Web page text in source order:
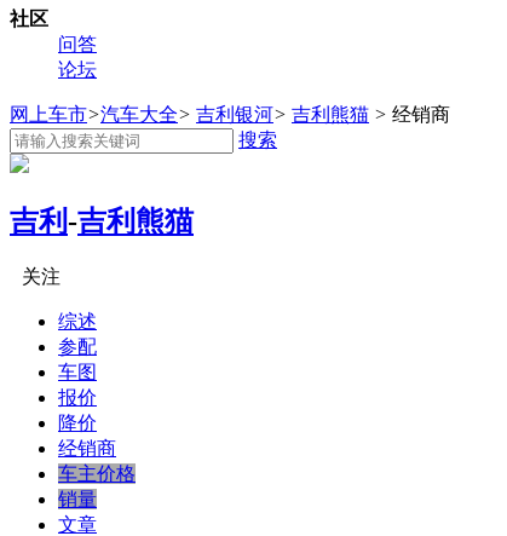
社区
问答
论坛
网上车市>汽车大全> 吉利银河> 吉利熊猫 > 经销商
搜索
吉利-吉利熊猫
关注
综述
参配
车图
报价
降价
经销商
车主价格
销量
文章